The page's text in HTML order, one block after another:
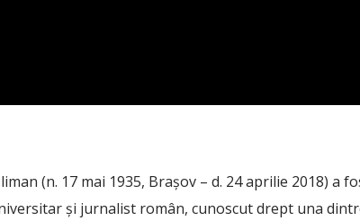
(n. 17 mai 1935, Brașov – d. 24 aprilie 2018) a
și jurnalist român, cunoscut drept una